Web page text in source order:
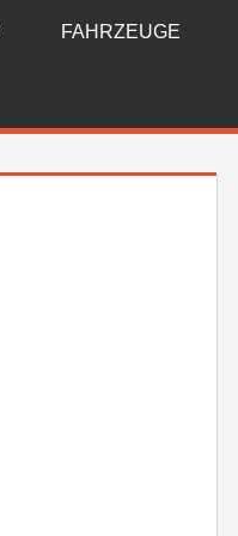
FAHRZEUGE